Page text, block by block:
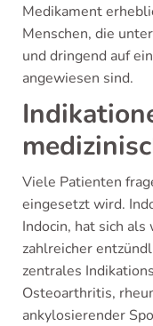
Medikament
Menschen, die
und dringend auf
angewiesen sind.
Viele Patienten
eingesetzt wird.
Indocin, hat sich
zahlreicher
zentrales
Osteoarthritis,
ankylosierender